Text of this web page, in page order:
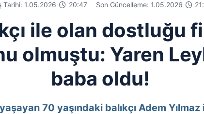
Tarihi: 1.05.2026 20:47 Son Güncelleme: 1.05.2026
ile olan dostluğu
olmuştu: Yaren
baba oldu!
70 yaşındaki balıkçı Adem Yılmaz